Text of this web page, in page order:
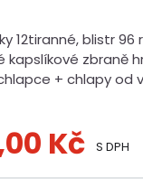
12tiranné, blistr 96
kapslíkové zbraně
+ chlapy od
Kč S DPH